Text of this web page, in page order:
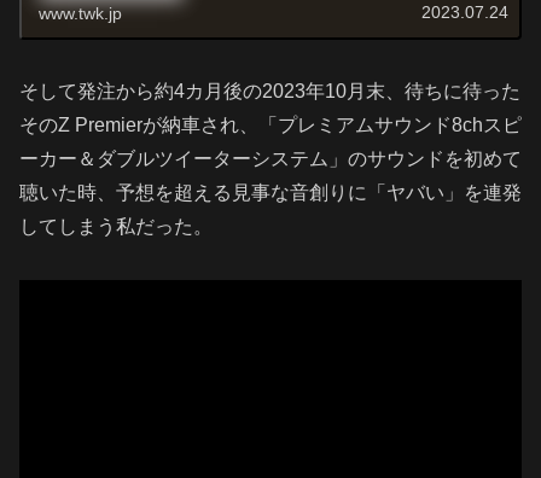
www.twk.jp 2023.07.24
そして発注から約4カ月後の2023年10月末、待ちに待った
そのZ Premierが納車され、「プレミアムサウンド8chスピ
ーカー＆ダブルツイーターシステム」のサウンドを初めて
聴いた時、予想を超える見事な音創りに「ヤバい」を連発
してしまう私だった。